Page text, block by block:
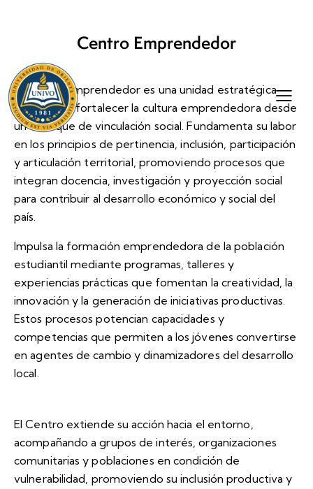
Centro Emprendedor
El Centro Emprendedor es una unidad estratégica
orientada a fortalecer la cultura emprendedora desde
un enfoque de vinculación social. Fundamenta su labor
en los principios de pertinencia, inclusión, participación
y articulación territorial, promoviendo procesos que
integran docencia, investigación y proyección social
para contribuir al desarrollo económico y social del
país.
Impulsa la formación emprendedora de la población
estudiantil mediante programas, talleres y
experiencias prácticas que fomentan la creatividad, la
innovación y la generación de iniciativas productivas.
Estos procesos potencian capacidades y
competencias que permiten a los jóvenes convertirse
en agentes de cambio y dinamizadores del desarrollo
local.
El Centro extiende su acción hacia el entorno,
acompañando a grupos de interés, organizaciones
comunitarias y poblaciones en condición de
vulnerabilidad, promoviendo su inclusión productiva y
+503 2668-3700
info@univo.edu.sv